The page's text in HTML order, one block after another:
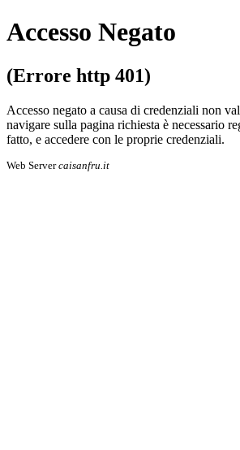
Accesso Negato
(Errore http 401)
Accesso negato a causa di credenziali non
navigare sulla pa­gi­na richiesta è necessario
fatto, e accedere con le proprie cre­den­zia­li.
Web Servercaisanfru.it